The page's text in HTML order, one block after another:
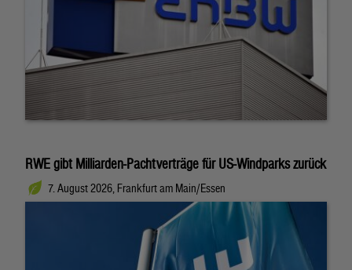
RWE gibt Milliarden-Pachtverträge für US-Windparks zurück
7. August 2026, Frankfurt am Main/Essen